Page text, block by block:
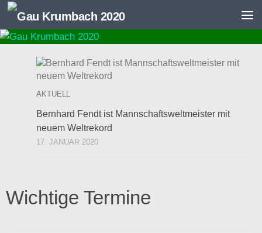
Zum Inhalt springen
AKTUELL
Bernhard Fendt ist Mannschaftsweltmeister mit
neuem Weltrekord
17. JANUAR 2020
Wichtige Termine